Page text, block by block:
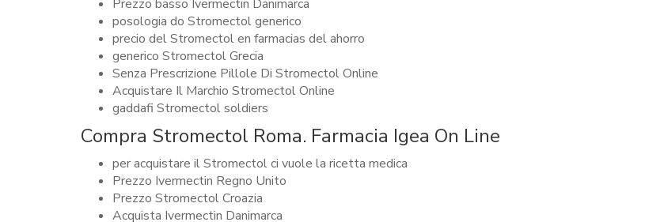
Prezzo basso Ivermectin Danimarca
posologia do Stromectol generico
precio del Stromectol en farmacias del ahorro
generico Stromectol Grecia
Senza Prescrizione Pillole Di Stromectol Online
Acquistare Il Marchio Stromectol Online
gaddafi Stromectol soldiers
Compra Stromectol Roma. Farmacia Igea On Line
per acquistare il Stromectol ci vuole la ricetta medica
Prezzo Ivermectin Regno Unito
Prezzo Stromectol Croazia
Acquista Ivermectin Danimarca